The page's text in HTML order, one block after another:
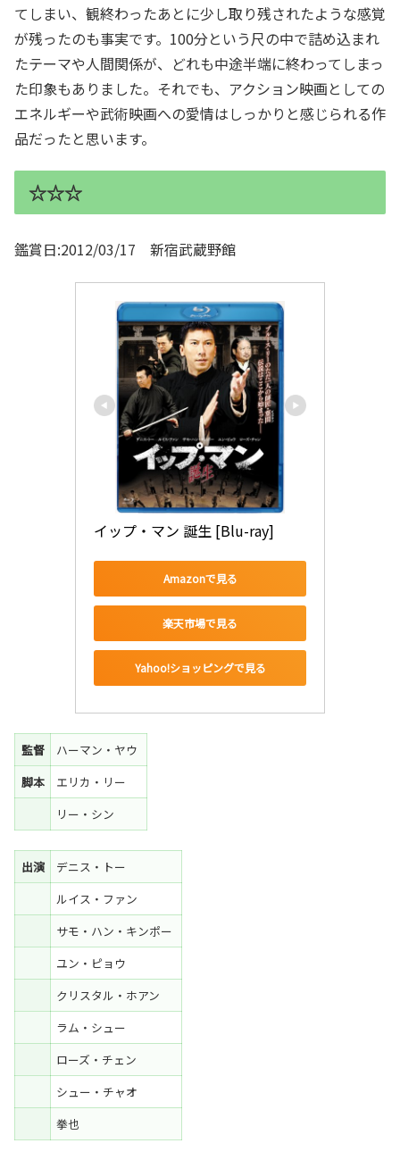
てしまい、観終わったあとに少し取り残されたような感覚
が残ったのも事実です。100分という尺の中で詰め込まれ
たテーマや人間関係が、どれも中途半端に終わってしまっ
た印象もありました。それでも、アクション映画としての
エネルギーや武術映画への愛情はしっかりと感じられる作
品だったと思います。
☆☆☆
鑑賞日:2012/03/17 新宿武蔵野館
イップ・マン 誕生 [Blu-ray]
Amazonで見る
楽天市場で見る
Yahoo!ショッピングで見る
監督
ハーマン・ヤウ
脚本
エリカ・リー
リー・シン
出演
デニス・トー
ルイス・ファン
サモ・ハン・キンポー
ユン・ピョウ
クリスタル・ホアン
ラム・シュー
ローズ・チェン
シュー・チャオ
拳也